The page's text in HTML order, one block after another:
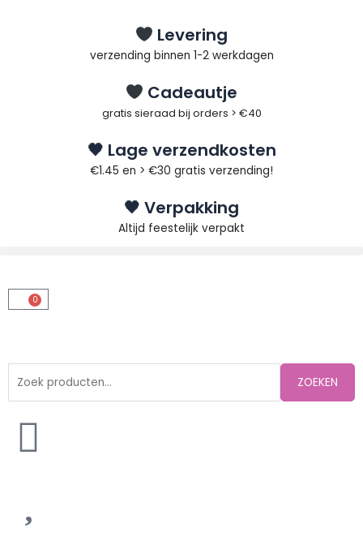
Levering
verzending binnen 1-2 werkdagen
Cadeautje
gratis sieraad bij orders > €40
🖤 Lage verzendkosten
€1.45 en > €30 gratis verzending!
🖤 Verpakking
Altijd feestelijk verpakt
0
Winkelwagen
ZOEKEN